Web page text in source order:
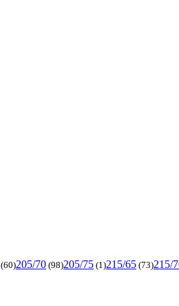
(60)205/70 (98)205/75 (1)215/65 (73)215/